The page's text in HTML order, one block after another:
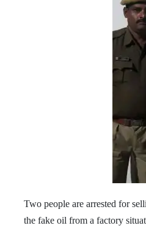
Two people are arrested for
the fake oil from a factory